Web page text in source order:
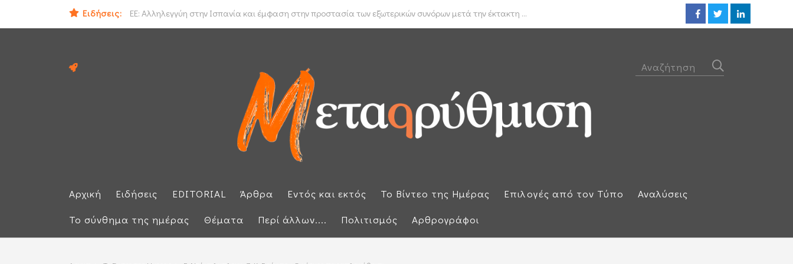
Ειδήσεις: ΕΕ: Αλληλεγγύη στην Ισπανία και έμφαση στην προστασία των εξωτερικών συνόρων μετά την έκτακτη ... Οι ΗΠΑ βλέπουν συμφωνία
Αρχική Ειδήσεις EDITORIAL Άρθρα Εντός και εκτός Το Βίντεο της Ημέρας Επιλογές από τον Τύπο
Αναλύσεις
Το σύνθημα της ημέρας
Θέματα Περί άλλων.... Πολιτισμός Αρθρογράφοι